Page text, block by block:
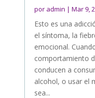
por admin | Mar 9,
Esto es una
el síntoma, la
emocional.
comportamiento
conducen a
alcohol, o usar el
sea...